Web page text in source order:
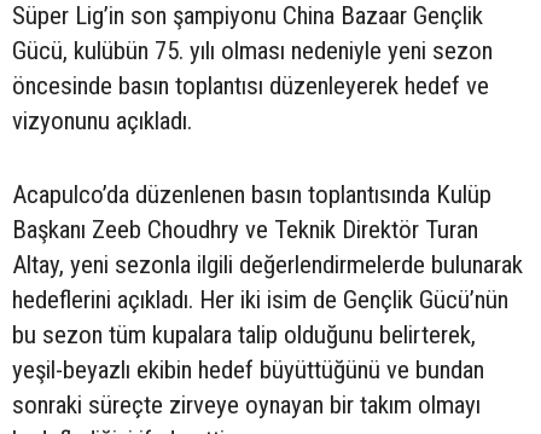
Süper Lig’in son şampiyonu China Bazaar Gençlik
Gücü, kulübün 75. yılı olması nedeniyle yeni sezon
öncesinde basın toplantısı düzenleyerek hedef ve
vizyonunu açıkladı.
Acapulco’da düzenlenen basın toplantısında Kulüp
Başkanı Zeeb Choudhry ve Teknik Direktör Turan
Altay, yeni sezonla ilgili değerlendirmelerde bulunarak
hedeflerini açıkladı. Her iki isim de Gençlik Gücü’nün
bu sezon tüm kupalara talip olduğunu belirterek,
yeşil-beyazlı ekibin hedef büyüttüğünü ve bundan
sonraki süreçte zirveye oynayan bir takım olmayı